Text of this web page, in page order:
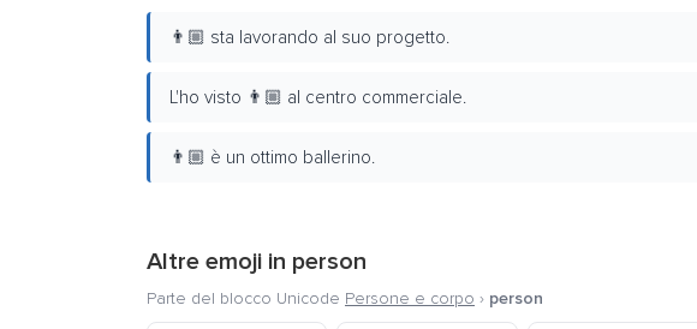
👨🏼 sta lavorando al suo progetto.
L'ho visto 👨🏼 al centro commerciale.
👨🏼 è un ottimo ballerino.
Altre emoji in person
Parte del blocco Unicode Persone e corpo › person